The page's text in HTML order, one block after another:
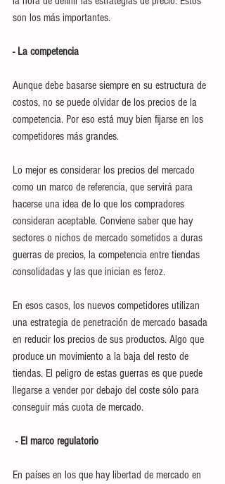
son los más importantes.
- La competencia
Aunque debe basarse siempre en su estructura de
costos, no se puede olvidar de los precios de la
competencia. Por eso está muy bien fijarse en los
competidores más grandes.
Lo mejor es considerar los precios del mercado
como un marco de referencia, que servirá para
hacerse una idea de lo que los compradores
consideran aceptable. Conviene saber que hay
sectores o nichos de mercado sometidos a duras
guerras de precios, la competencia entre tiendas
consolidadas y las que inician es feroz.
En esos casos, los nuevos competidores utilizan
una estrategia de penetración de mercado basada
en reducir los precios de sus productos. Algo que
produce un movimiento a la baja del resto de
tiendas. El peligro de estas guerras es que puede
llegarse a vender por debajo del coste sólo para
conseguir más cuota de mercado.
- El marco regulatorio
En países en los que hay libertad de mercado en